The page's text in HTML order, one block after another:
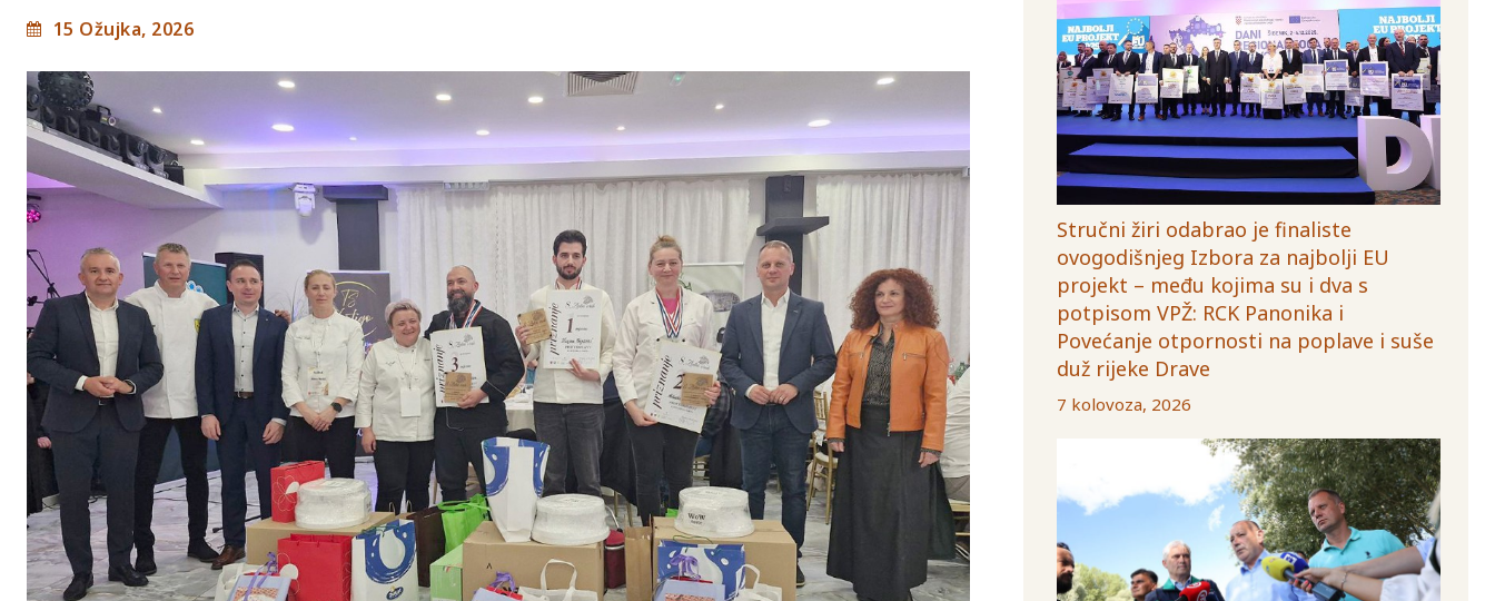
15 Ožujka, 2026
Stručni žiri odabrao je finaliste
ovogodišnjeg Izbora za najbolji EU
projekt – među kojima su i dva s
potpisom VPŽ: RCK Panonika i
Povećanje otpornosti na poplave i suše
duž rijeke Drave
7 kolovoza, 2026